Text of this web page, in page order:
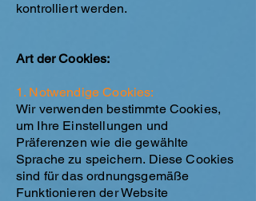
kontrolliert werden.
Art der Cookies:
1. Notwendige Cookies:
Wir verwenden bestimmte Cookies,
um Ihre Einstellungen und
Präferenzen wie die gewählte
Sprache zu speichern. Diese Cookies
sind für das ordnungsgemäße
Funktionieren der Website